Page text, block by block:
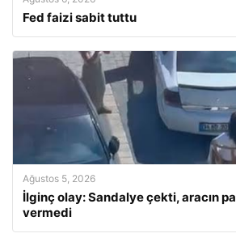
Fed faizi sabit tuttu
Ağustos 5, 2026
İlginç olay: Sandalye çekti, aracın
vermedi